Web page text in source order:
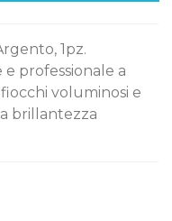
1pz.
professionale a
voluminosi e
brillantezza